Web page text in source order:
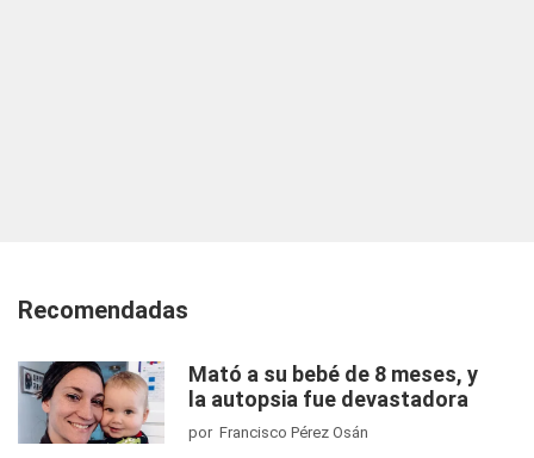
Recomendadas
Mató a su bebé de 8 meses, y
la autopsia fue devastadora
por Francisco Pérez Osán